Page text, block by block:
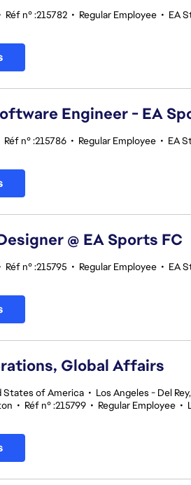
Réf n° :215782 • Regular Employee • EA
Engineer - EA
Réf n° :215786 • Regular Employee • EA
@ EA Sports FC
Réf n° :215795 • Regular Employee • EA
Global Affairs
States of America • Los Angeles - Del
• Réf n° :215799 • Regular Employee •